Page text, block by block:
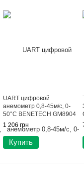
UART цифровой
анемометр 0,8-45м/с, 0-
50°C BENETECH GM8904
1 206 грн
Купить